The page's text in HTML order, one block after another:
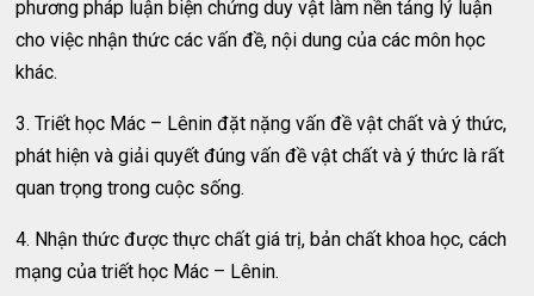
phương pháp luận biện chứng duy vật làm nền tảng lý luận
cho việc nhận thức các vấn đề, nội dung của các môn học
khác.
3. Triết học Mác – Lênin đặt nặng vấn đề vật chất và ý thức,
phát hiện và giải quyết đúng vấn đề vật chất và ý thức là rất
quan trọng trong cuộc sống.
4. Nhận thức được thực chất giá trị, bản chất khoa học, cách
mạng của triết học Mác – Lênin.